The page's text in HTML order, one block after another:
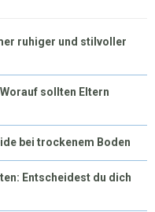
ruhiger und stilvoller
sollten Eltern
bei trockenem Boden
Entscheidest du dich